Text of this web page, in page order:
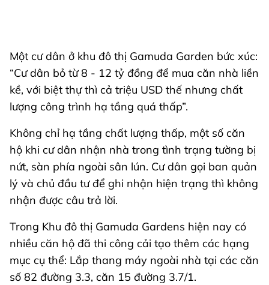
Một cư dân ở khu đô thị Gamuda Garden bức xúc:
“Cư dân bỏ từ 8 - 12 tỷ đồng để mua căn nhà liền
kề, với biệt thự thì cả triệu USD thế nhưng chất
lượng công trình hạ tầng quá thấp”.
Không chỉ hạ tầng chất lượng thấp, một số căn
hộ khi cư dân nhận nhà trong tình trạng tường bị
nứt, sàn phía ngoài sân lún. Cư dân gọi ban quản
lý và chủ đầu tư để ghi nhận hiện trạng thì không
nhận được câu trả lời.
Trong Khu đô thị Gamuda Gardens hiện nay có
nhiều căn hộ đã thi công cải tạo thêm các hạng
mục cụ thể: Lắp thang máy ngoài nhà tại các căn
số 82 đường 3.3, căn 15 đường 3.7/1.